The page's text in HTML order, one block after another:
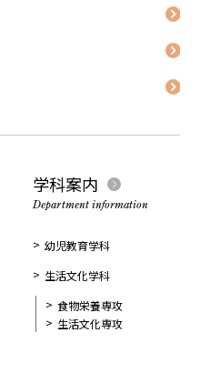
学科案内
Department information
幼児教育学科
生活文化学科
食物栄養専攻
生活文化専攻